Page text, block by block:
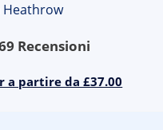
Heathrow
Recensioni
a partire da £37.00